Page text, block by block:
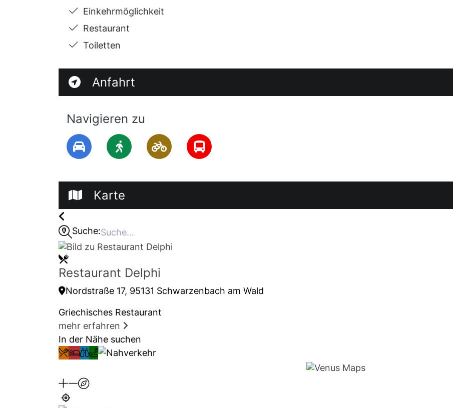
Einkehrmöglichkeit
Restaurant
Toiletten
Anfahrt
Navigieren zu
Karte
Suche:
Restaurant Delphi
Nordstraße 17, 95131 Schwarzenbach am Wald
Griechisches Restaurant
mehr erfahren
In der Nähe suchen